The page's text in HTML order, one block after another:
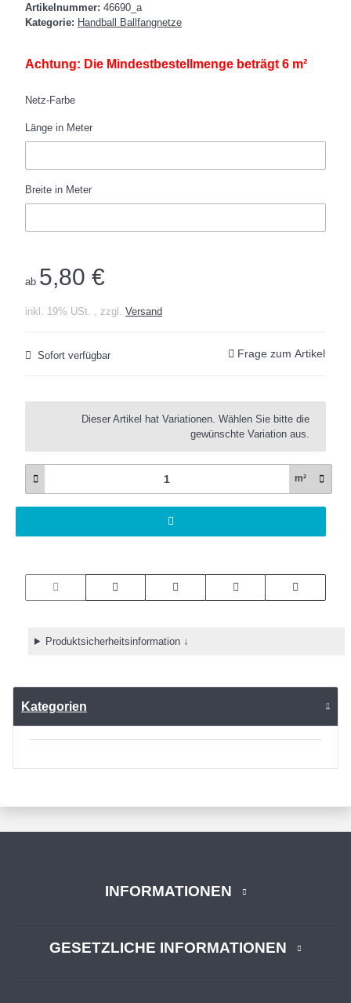
Artikelnummer: 46690_a
Kategorie: Handball Ballfangnetze
Achtung: Die Mindestbestellmenge beträgt 6 m²
Netz-Farbe
Länge in Meter
Breite in Meter
ab 5,80 €
inkl. 19% USt. , zzgl. Versand
Sofort verfügbar Frage zum Artikel
Dieser Artikel hat Variationen. Wählen Sie bitte die
gewünschte Variation aus.
m²
Produktsicherheitsinformation ↓
Kategorien
INFORMATIONEN
GESETZLICHE INFORMATIONEN